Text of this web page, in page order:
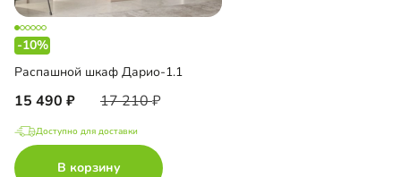
-10%
Распашной шкаф Дарио-1.1
15 490 17 210
Доступно для доставки
В корзину